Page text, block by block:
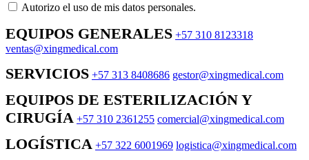
Autorizo ​​el uso de mis datos personales.
EQUIPOS GENERALES +57 310 8123318
ventas@xingmedical.com
SERVICIOS +57 313 8408686 gestor@xingmedical.com
EQUIPOS DE ESTERILIZACIÓN Y
CIRUGÍA +57 310 2361255 comercial@xingmedical.com
LOGÍSTICA +57 322 6001969 logistica@xingmedical.com